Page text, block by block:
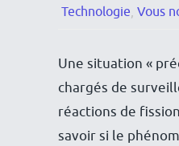
Technologie, Vous
Une situation «
chargés de
réactions de
savoir si le